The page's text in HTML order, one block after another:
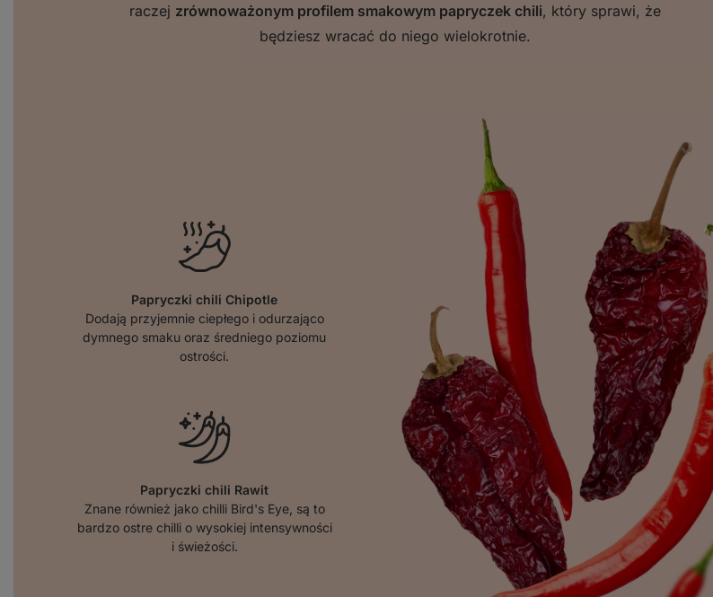
raczej zrównoważonym profilem smakowym papryczek chili, który sprawi, że
będziesz wracać do niego wielokrotnie.
Papryczki chili Chipotle
Dodają przyjemnie ciepłego i odurzająco
dymnego smaku oraz średniego poziomu
ostrości.
Papryczki chili Rawit
Znane również jako chilli Bird's Eye, są to
bardzo ostre chilli o wysokiej intensywności
i świeżości.